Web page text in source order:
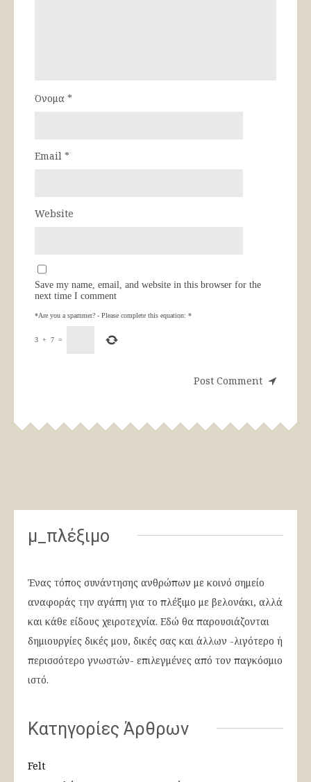
Όνομα *
Email *
Website
Save my name, email, and website in this browser for the
next time I comment
*Are you a spammer? - Please complete this equation: *
3 + 7 =
μ_πλέξιμο
Ένας τόπος συνάντησης ανθρώπων με κοινό σημείο
αναφοράς την αγάπη για το πλέξιμο με βελονάκι, αλλά
και κάθε είδους χειροτεχνία. Εδώ θα παρουσιάζονται
δημιουργίες δικές μου, δικές σας και άλλων -λιγότερο ή
περισσότερο γνωστών- επιλεγμένες από τον παγκόσμιο
ιστό.
Κατηγορίες Άρθρων
Felt